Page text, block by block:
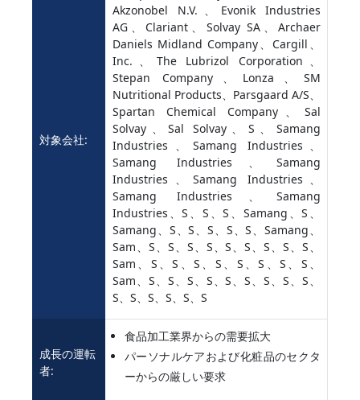
対象会社:
Akzonobel N.V.、Evonik Industries
AG、Clariant、Solvay SA、Archaer
Daniels Midland Company、Cargill、
Inc.、The Lubrizol Corporation、
Stepan Company、Lonza、SM
Nutritional Products、Parsgaard A/S、
Spartan Chemical Company、Sal
Solvay、Sal Solvay、S、Samang
Industries、Samang Industries、
Samang Industries、Samang
Industries、Samang Industries、
Samang Industries、Samang
Industries、S、S、S、Samang、S、
Samang、S、S、S、S、S、Samang、
Sam、S、S、S、S、S、S、S、S、S、
Sam、S、S、S、S、S、S、S、S、
Sam、S、S、S、S、S、S、S、S、S、
S、S、S、S、S、S
成長の運転
者:
食品加工業界からの需要拡大
パーソナルケアおよび化粧品のセクタ
ーからの厳しい要求